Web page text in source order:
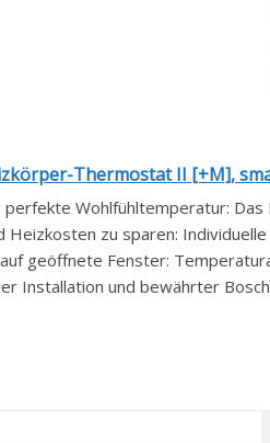
Thermostat II [+M],
Wohlfühltemperatur:
Heizkosten zu sparen:
geöffnete Fenster:
Installation und bewährter